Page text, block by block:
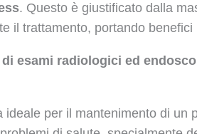
. Questo è giustificato dalla
il trattamento, portando
di esami radiologici ed
per il mantenimento di